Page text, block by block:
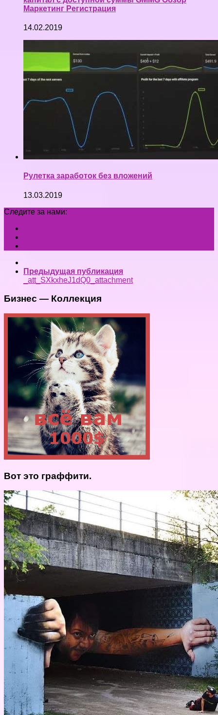
Маркетинг Регистрация
14.02.2019
Рулетка заработок без вложений
13.03.2019
Следите за нами:
Предыдущая публикация
_att_SXkxheJ1dQ0_attachment
Бизнес — Коллекция
Вот это граффити.